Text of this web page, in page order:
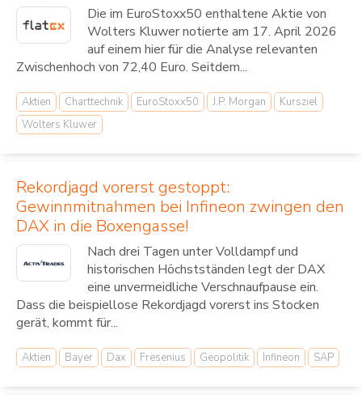
Die im EuroStoxx50 enthaltene Aktie von
Wolters Kluwer notierte am 17. April 2026
auf einem hier für die Analyse relevanten
Zwischenhoch von 72,40 Euro. Seitdem...
Aktien Charttechnik EuroStoxx50 J.P. Morgan
Kursziel
Wolters Kluwer
Rekordjagd vorerst gestoppt:
Gewinnmitnahmen bei Infineon zwingen den
DAX in die Boxengasse!
Nach drei Tagen unter Volldampf und
historischen Höchstständen legt der DAX
eine unvermeidliche Verschnaufpause ein.
Dass die beispiellose Rekordjagd vorerst ins Stocken
gerät, kommt für...
Aktien Bayer Dax Fresenius Geopolitik Infineon SAP